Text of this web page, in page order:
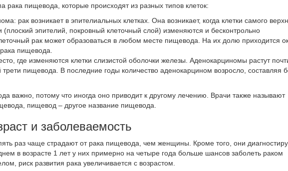
рака пищевода, которые происходят из разных типов клеток:
: рак возникает в эпителиальных клетках. Она возникает, когда клетки самого
(плоский эпителий, покровный клеточный слой) изменяются и бесконтрольно
рак может образоваться в любом месте пищевода. На их долю приходится
пищевода.
где изменяются клетки слизистой оболочки железы. Аденокарциномы растут
пищевода. В последние годы количество аденокарцином возросло, составляя
важно, потому что иногда оно приводит к другому лечению. Врачи также называют
пищевод – другое название пищевода.
и заболеваемость
раз чаще страдаютот рака пищевода , чем женщины. Кроме того, они
в возрасте 1 лет у них примерно на четыре года больше шансов заболеть раком
риск развития рака увеличивается с возрастом.